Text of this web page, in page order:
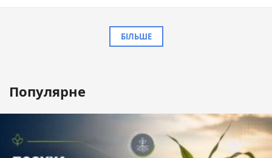
БІЛЬШЕ
Популярне